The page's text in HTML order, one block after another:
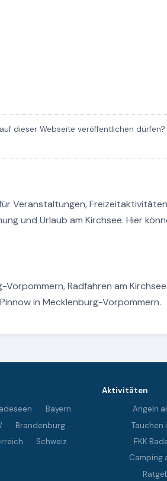
dieser Webseite veröffentlichen dürfen?
Veranstaltungen,
und Urlaub am Kirchsee. Hier
Vorpommern, Radfahren am
in Mecklenburg-Vorpommern.
Bayern
Brandenburg
Schweiz
Aktivitäten
Angeln
Tauchen
FKK
Camping